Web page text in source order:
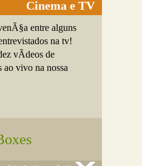
Cinema e TV
entre alguns
na tv!
vÃ­deos de
vivo na nossa